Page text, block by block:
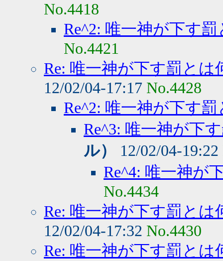
No.4418
Re^2: 唯一神が下す
No.4421
Re: 唯一神が下す罰とは
12/02/04-17:17 No.4428
Re^2: 唯一神が下す
Re^3: 唯一神が下
ル）
12/02/04-19:22
Re^4: 唯一神が
No.4434
Re: 唯一神が下す罰とは
12/02/04-17:32 No.4430
Re: 唯一神が下す罰とは